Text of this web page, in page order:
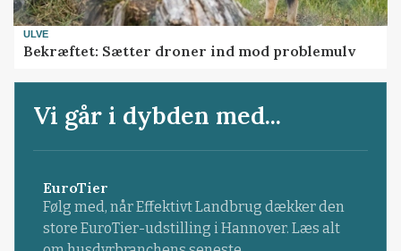
ULVE
Bekræftet: Sætter droner ind mod problemulv
Vi går i dybden med...
EuroTier
Følg med, når Effektivt Landbrug dækker den
store EuroTier-udstilling i Hannover. Læs alt